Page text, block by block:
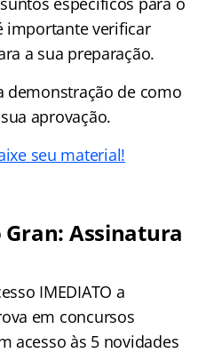
importante verificar
a sua preparação.
demonstração de como
aprovação.
seu material!
Gran: Assinatura
IMEDIATO a
em concursos
acesso às 5 novidades